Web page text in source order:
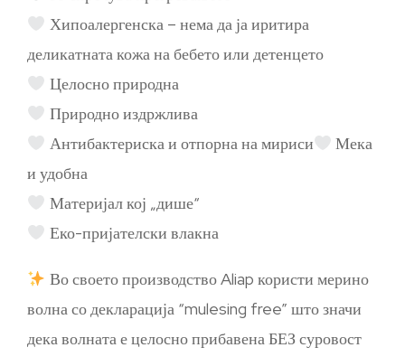
Хипоалергенска – нема да ја иритира
деликатната кожа на бебето или детенцето
Целосно природна
Природно издржлива
Антибактериска и отпорна на мириси
Мека
и удобна
Материјал кој „дише“
Еко-пријателски влакна
Во своето производство Aliap користи мерино
волна со декларација “mulesing free” што значи
дека волната е целосно прибавена БЕЗ суровост